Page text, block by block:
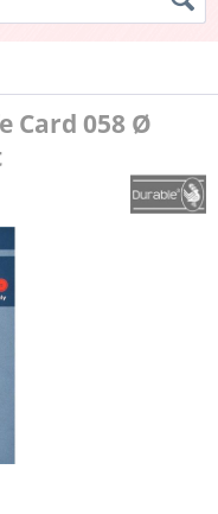
Card 058 Ø